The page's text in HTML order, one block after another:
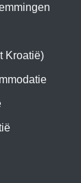
Kroatië)